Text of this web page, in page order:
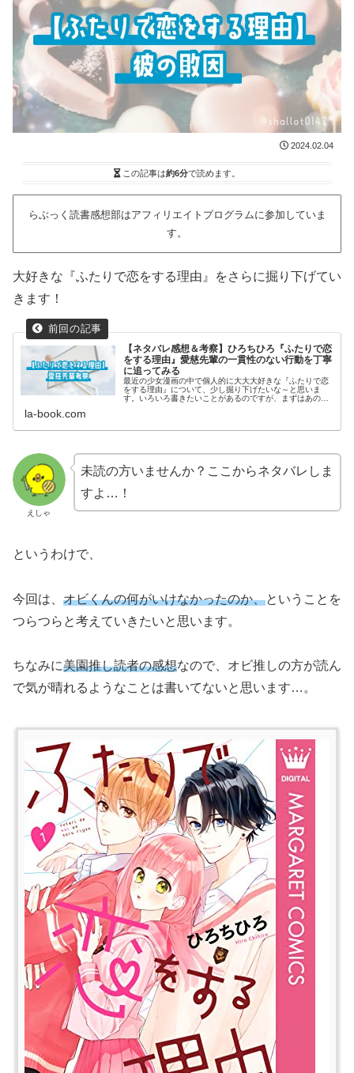
2024.02.04
この記事は約6分で読めます。
らぶっく読書感想部はアフィリエイトプログラムに参加していま
す。
大好きな『ふたりで恋をする理由』をさらに掘り下げてい
きます！
【ネタバレ感想＆考察】ひろちひろ『ふたりで恋
をする理由』愛慈先輩の一貫性のない行動を丁寧
に追ってみる
最近の少女漫画の中で個人的に大大大好きな『ふたりで恋
をする理由』について、少し掘り下げたいな～と思いま
す。いろいろ書きたいことがあるのですが、まずはあの問
la-book.com
えしゃ
未読の方いませんか？ここからネタバレしま
すよ…！
というわけで、
今回は、 オビくんの何がいけなかったのか、ということを
つらつらと考えていきたいと思います。
ちなみに美園推し読者の感想なので、オビ推しの方が読ん
で気が晴れるようなことは書いてないと思います…。